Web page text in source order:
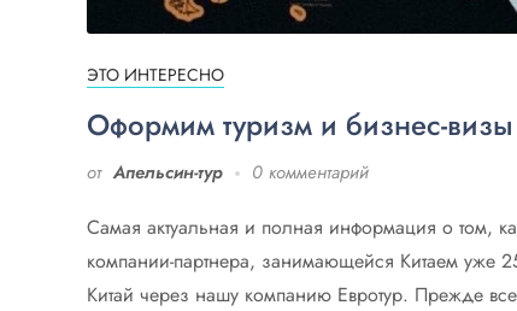
ЭТО ИНТЕРЕСНО
Оформим туризм и бизнес-визы
от Апельсин-тур 0 комментарий
Самая актуальная и полная информация о том,
компании-партнера, занимающейся Китаем
Китай через нашу компанию Евротур. Прежде